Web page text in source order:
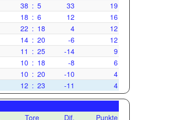
38 : 5 33
19
18 : 6 12
16
22 : 18 4
12
14 : 20 -6
12
11 : 25 -14
9
10 : 18 -8
6
10 : 20 -10
4
12 : 23 -11 4
Tore Dif.
Punkte